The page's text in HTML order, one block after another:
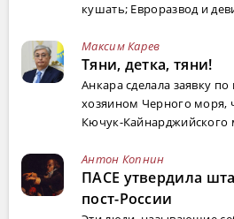
кушать; Евроразвод и
Максим Карев
Тяни, детка, тяни!
Анкара сделала заявку
хозяином Черного моря,
Кючук-Кайнарджийского
Антон Копнин
ПАСЕ утвердила
пост-России